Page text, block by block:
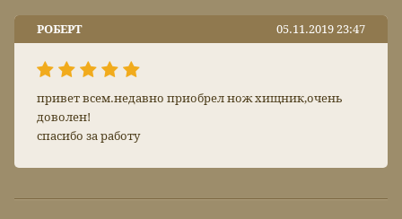
РОБЕРТ 05.11.2019 23:47
привет всем.недавно приобрел нож хищник,очень
доволен!
спасибо за работу